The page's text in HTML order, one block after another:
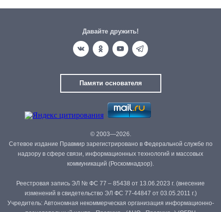
Давайте дружить!
Памяти основателя
© 2003—2026.
Сетевое издание Правмир зарегистрировано в Федеральной службе по
надзору в сфере связи, информационных технологий и массовых
коммуникаций (Роскомнадзор).
Реестровая запись ЭЛ № ФС 77 – 85438 от 13.06.2023 г. (внесение
изменений в свидетельство ЭЛ ФС 77-44847 от 03.05.2011 г.)
Учредитель: Автономная некоммерческая организация информационно-